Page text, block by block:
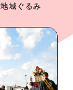
地域ぐるみ